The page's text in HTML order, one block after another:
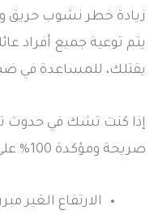
زيادة خطر نشوب حريق
يتم توعية جميع أفراد
يقتلك، للمساعدة في
إذا كنت تشك في حدوث
صريحة ومؤكدة 100% على حدوث التسرب، ولكن يوجد بعض العلامات التي من الممكن أن تشير إلى وجود بعض التسربات ومن أهم هذه العلامات:
الارتفاع الغير